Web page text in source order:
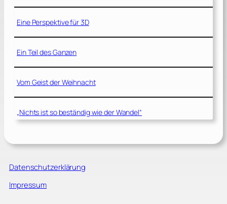
Eine Perspektive für 3D
Ein Teil des Ganzen
Vom Geist der Weihnacht
„Nichts ist so beständig wie der Wandel“
Datenschutzerklärung
Impressum